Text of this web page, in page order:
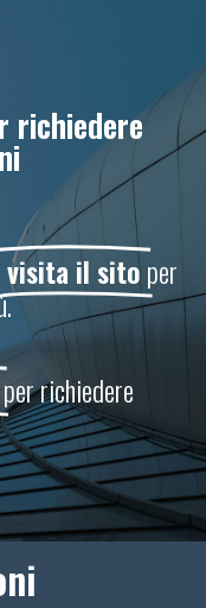
richiedere
visita il sitoper
per richiedere